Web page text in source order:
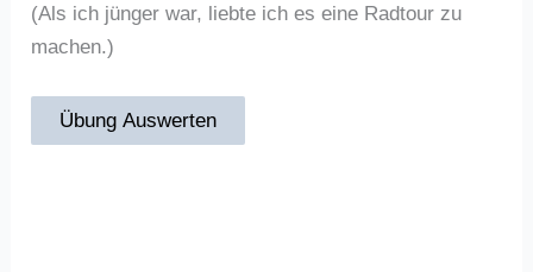
(Als ich jünger war, liebte ich es eine Radtour zu
machen.)
Übung Auswerten